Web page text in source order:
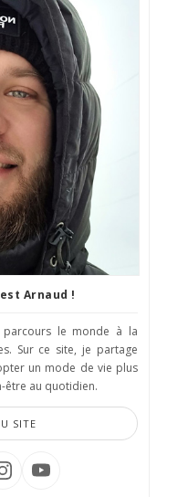
Arnaud !
le monde à la
Sur ce site, je partage
un mode de vie plus
être au quotidien.
SITE